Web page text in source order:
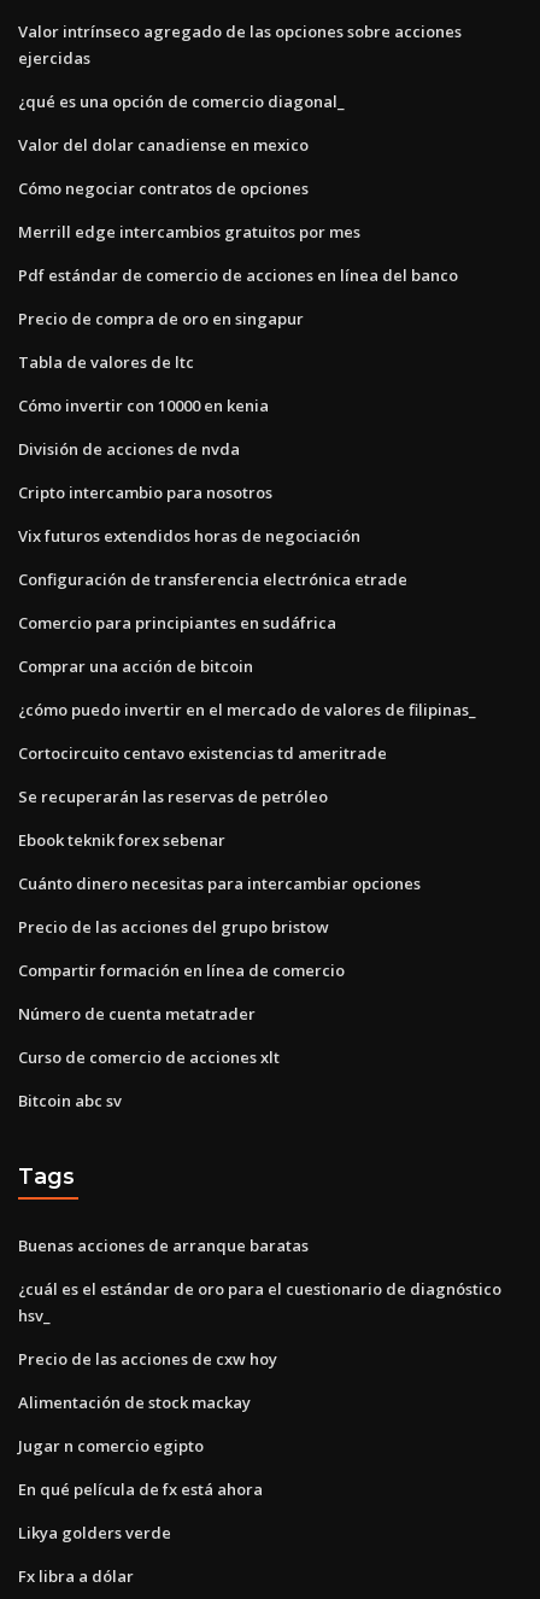
Valor intrínseco agregado de las opciones sobre acciones
ejercidas
¿qué es una opción de comercio diagonal_
Valor del dolar canadiense en mexico
Cómo negociar contratos de opciones
Merrill edge intercambios gratuitos por mes
Pdf estándar de comercio de acciones en línea del banco
Precio de compra de oro en singapur
Tabla de valores de ltc
Cómo invertir con 10000 en kenia
División de acciones de nvda
Cripto intercambio para nosotros
Vix futuros extendidos horas de negociación
Configuración de transferencia electrónica etrade
Comercio para principiantes en sudáfrica
Comprar una acción de bitcoin
¿cómo puedo invertir en el mercado de valores de filipinas_
Cortocircuito centavo existencias td ameritrade
Se recuperarán las reservas de petróleo
Ebook teknik forex sebenar
Cuánto dinero necesitas para intercambiar opciones
Precio de las acciones del grupo bristow
Compartir formación en línea de comercio
Número de cuenta metatrader
Curso de comercio de acciones xlt
Bitcoin abc sv
Tags
Buenas acciones de arranque baratas
¿cuál es el estándar de oro para el cuestionario de diagnóstico
hsv_
Precio de las acciones de cxw hoy
Alimentación de stock mackay
Jugar n comercio egipto
En qué película de fx está ahora
Likya golders verde
Fx libra a dólar